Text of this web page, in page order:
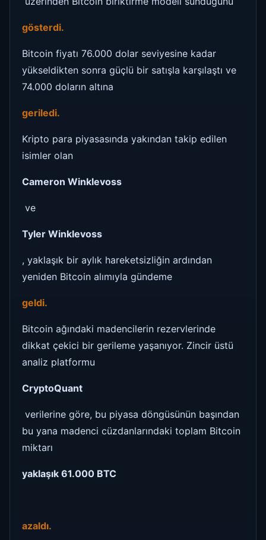
gösterdi.
Bitcoin fiyatı 76.000 dolar seviyesine kadar
yükseldikten sonra güçlü bir satışla karşılaştı ve
74.000 doların altına
geriledi.
Kripto para piyasasında yakından takip edilen
isimler olan
Cameron Winklevoss
ve
Tyler Winklevoss
, yaklaşık bir aylık hareketsizliğin ardından
yeniden Bitcoin alımıyla gündeme
geldi.
Bitcoin ağındaki madencilerin rezervlerinde
dikkat çekici bir gerileme yaşanıyor. Zincir üstü
analiz platformu
CryptoQuant
verilerine göre, bu piyasa döngüsünün başından
bu yana madenci cüzdanlarındaki toplam Bitcoin
miktarı
yaklaşık 61.000 BTC
azaldı.